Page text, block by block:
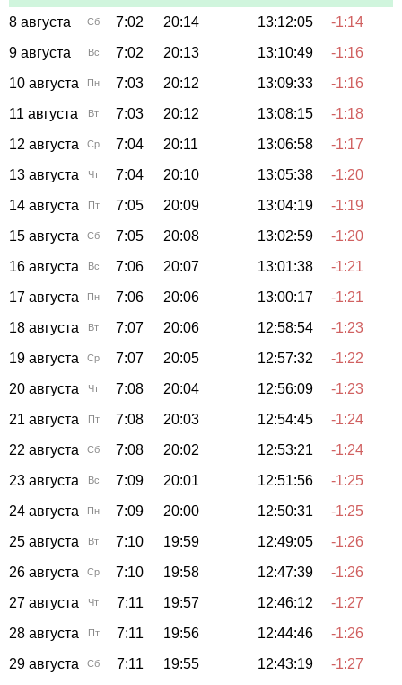
8 августа
Сб 7:02 20:14 13:12:05
-1:14
9 августа
Вс 7:02 20:13 13:10:49
-1:16
10 августа
Пн 7:03 20:12 13:09:33
-1:16
11 августа
Вт 7:03 20:12 13:08:15
-1:18
12 августа
Ср 7:04 20:11 13:06:58
-1:17
13 августа
Чт 7:04 20:10 13:05:38
-1:20
14 августа
Пт 7:05 20:09 13:04:19
-1:19
15 августа
Сб 7:05 20:08 13:02:59
-1:20
16 августа
Вс 7:06 20:07 13:01:38
-1:21
17 августа
Пн 7:06 20:06 13:00:17
-1:21
18 августа
Вт 7:07 20:06 12:58:54
-1:23
19 августа
Ср 7:07 20:05 12:57:32
-1:22
20 августа
Чт 7:08 20:04 12:56:09
-1:23
21 августа
Пт 7:08 20:03 12:54:45
-1:24
22 августа
Сб 7:08 20:02 12:53:21
-1:24
23 августа
Вс 7:09 20:01 12:51:56
-1:25
24 августа
Пн 7:09 20:00 12:50:31
-1:25
25 августа
Вт 7:10 19:59 12:49:05
-1:26
26 августа
Ср 7:10 19:58 12:47:39
-1:26
27 августа
Чт 7:11 19:57 12:46:12
-1:27
28 августа
Пт 7:11 19:56 12:44:46
-1:26
29 августа
Сб 7:11 19:55 12:43:19 -1:27